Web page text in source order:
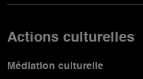
Actions culturelles
Médiation culturelle